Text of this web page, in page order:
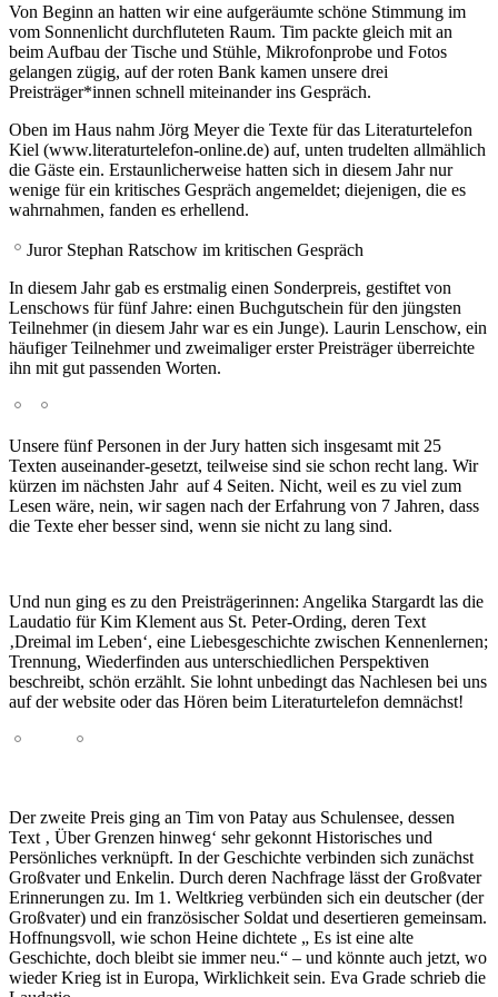
Von Beginn an hatten wir eine aufgeräumte schöne Stimmung im
vom Sonnenlicht durchfluteten Raum. Tim packte gleich mit an
beim Aufbau der Tische und Stühle, Mikrofonprobe und Fotos
gelangen zügig, auf der roten Bank kamen unsere drei
Preisträger*innen schnell miteinander ins Gespräch.
Oben im Haus nahm Jörg Meyer die Texte für das Literaturtelefon
Kiel (www.literaturtelefon-online.de) auf, unten trudelten allmählich
die Gäste ein. Erstaunlicherweise hatten sich in diesem Jahr nur
wenige für ein kritisches Gespräch angemeldet; diejenigen, die es
wahrnahmen, fanden es erhellend.
Juror Stephan Ratschow im kritischen Gespräch
In diesem Jahr gab es erstmalig einen Sonderpreis, gestiftet von
Lenschows für fünf Jahre: einen Buchgutschein für den jüngsten
Teilnehmer (in diesem Jahr war es ein Junge). Laurin Lenschow, ein
häufiger Teilnehmer und zweimaliger erster Preisträger überreichte
ihn mit gut passenden Worten.
Unsere fünf Personen in der Jury hatten sich insgesamt mit 25
Texten auseinander-gesetzt, teilweise sind sie schon recht lang. Wir
kürzen im nächsten Jahr auf 4 Seiten. Nicht, weil es zu viel zum
Lesen wäre, nein, wir sagen nach der Erfahrung von 7 Jahren, dass
die Texte eher besser sind, wenn sie nicht zu lang sind.
Und nun ging es zu den Preisträgerinnen: Angelika Stargardt las die
Laudatio für Kim Klement aus St. Peter-Ording, deren Text
‚Dreimal im Leben‘, eine Liebesgeschichte zwischen Kennenlernen;
Trennung, Wiederfinden aus unterschiedlichen Perspektiven
beschreibt, schön erzählt. Sie lohnt unbedingt das Nachlesen bei uns
auf der website oder das Hören beim Literaturtelefon demnächst!
Der zweite Preis ging an Tim von Patay aus Schulensee, dessen
Text ‚ Über Grenzen hinweg‘ sehr gekonnt Historisches und
Persönliches verknüpft. In der Geschichte verbinden sich zunächst
Großvater und Enkelin. Durch deren Nachfrage lässt der Großvater
Erinnerungen zu. Im 1. Weltkrieg verbünden sich ein deutscher (der
Großvater) und ein französischer Soldat und desertieren gemeinsam.
Hoffnungsvoll, wie schon Heine dichtete „ Es ist eine alte
Geschichte, doch bleibt sie immer neu.“ – und könnte auch jetzt, wo
wieder Krieg ist in Europa, Wirklichkeit sein. Eva Grade schrieb die